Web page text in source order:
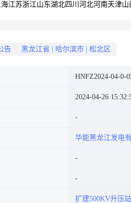
海江苏浙江山东湖北四川 河北河南天津山
告 黑龙江省 哈尔滨市 松北区
HNFZ2024-04-0-
2024-04-26
华能黑龙江发电
扩建500KV升压